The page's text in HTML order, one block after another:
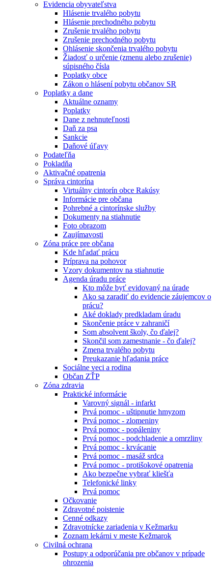
Evidencia obyvateľstva
Hlásenie trvalého pobytu
Hlásenie prechodného pobytu
Zrušenie trvalého pobytu
Zrušenie prechodného pobytu
Ohlásenie skončenia trvalého pobytu
Žiadosť o určenie (zmenu alebo zrušenie)
súpisného čísla
Poplatky obce
Zákon o hlásení pobytu občanov SR
Poplatky a dane
Aktuálne oznamy
Poplatky
Dane z nehnuteľnosti
Daň za psa
Sankcie
Daňové úľavy
Podateľňa
Pokladňa
Aktivačné opatrenia
Správa cintorína
Virtuálny cintorín obce Rakúsy
Informácie pre občana
Pohrebné a cintorínske služby
Dokumenty na stiahnutie
Foto obrazom
Zaujímavosti
Zóna práce pre občana
Kde hľadať prácu
Príprava na pohovor
Vzory dokumentov na stiahnutie
Agenda úradu práce
Kto môže byť evidovaný na úrade
Ako sa zaradiť do evidencie záujemcov o
prácu?
Aké doklady predkladam úradu
Skončenie práce v zahraničí
Som absolvent školy, čo ďalej?
Skončil som zamestnanie - čo ďalej?
Zmena trvalého pobytu
Preukazanie hľadania práce
Sociálne veci a rodina
Občan ZŤP
Zóna zdravia
Praktické informácie
Varovný signál - infarkt
Prvá pomoc - uštipnutie hmyzom
Prvá pomoc - zlomeniny
Prvá pomoc - popáleniny
Prvá pomoc - podchladenie a omrzliny
Prvá pomoc - krvácanie
Prvá pomoc - masáž srdca
Prvá pomoc - protišokové opatrenia
Ako bezpečne vybrať kliešťa
Telefonické linky
Prvá pomoc
Očkovanie
Zdravotné poistenie
Cenné odkazy
Zdravotnícke zariadenia v Kežmarku
Zoznam lekárni v meste Kežmarok
Civilná ochrana
Postupy a odporúčania pre občanov v prípade
ohrozenia